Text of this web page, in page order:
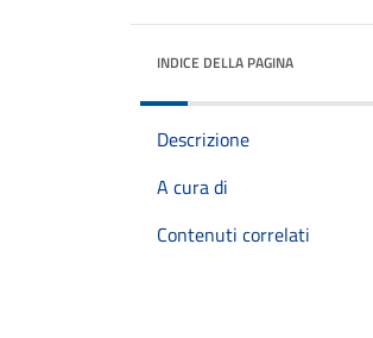
INDICE DELLA PAGINA
Descrizione
A cura di
Contenuti correlati